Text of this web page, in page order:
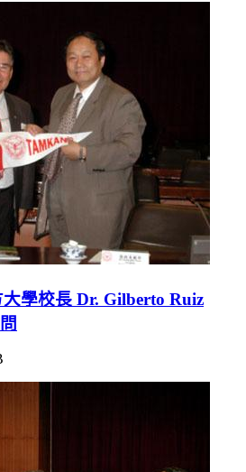
學校長 Dr. Gilberto Ruiz